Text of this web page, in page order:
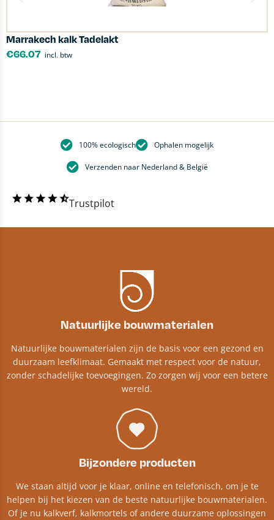
Marrakech kalk Tadelakt
€66.07 incl. btw
100% ecologisch Ophalen mogelijk
Verzenden naar Nederland & België
Trustpilot
Natuurlijke bouwmaterialen
Natuurlijke bouwmaterialen zijn de basis voor een gezond en
duurzaam leefklimaat. Gemaakt met respect voor de natuur,
zonder schadelijke toevoegingen. Zo zorgen wij voor een betere
wereld.
Bijzondere producten
We staan altijd voor je klaar, online en telefonisch, om je te
helpen bij het kiezen van de beste natuurlijke bouwmaterialen.
Of je nu kalkverf, kalkmortels of andere duurzame oplossingen